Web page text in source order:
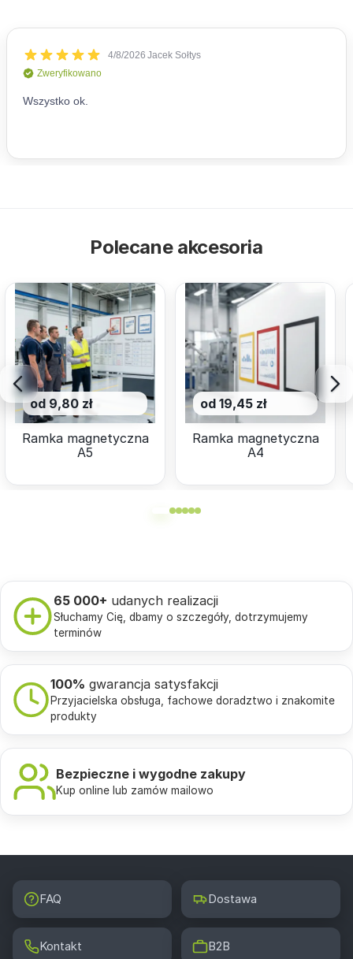
Polecane akcesoria
od 9,80 zł
Ramka magnetyczna
A5
od 19,45 zł
Ramka magnetyczna
A4
65 000+ udanych realizacji
Słuchamy Cię, dbamy o szczegóły, dotrzymujemy
terminów
100% gwarancja satysfakcji
Przyjacielska obsługa, fachowe doradztwo i znakomite
produkty
Bezpieczne i wygodne zakupy
Kup online lub zamów mailowo
FAQ Dostawa
Kontakt B2B